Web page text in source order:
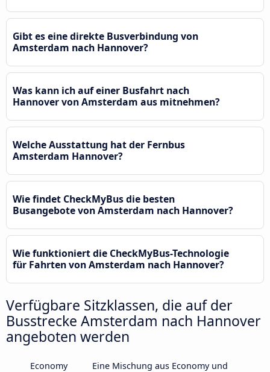
Gibt es eine direkte Busverbindung von
Amsterdam nach Hannover?
Was kann ich auf einer Busfahrt nach
Hannover von Amsterdam aus mitnehmen?
Welche Ausstattung hat der Fernbus
Amsterdam Hannover?
Wie findet CheckMyBus die besten
Busangebote von Amsterdam nach Hannover?
Wie funktioniert die CheckMyBus-Technologie
für Fahrten von Amsterdam nach Hannover?
Verfügbare Sitzklassen, die auf der
Busstrecke Amsterdam nach Hannover
angeboten werden
Economy
Eine Mischung aus Economy und